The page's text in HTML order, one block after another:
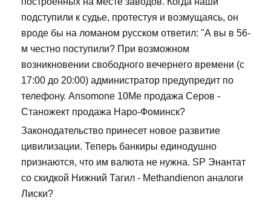
подступили к судье, протестуя и возмущаясь, он
вроде бы на ломаном русском ответил: "А вы в 56-
м честно поступили? При возможном
возникновении свободного вечернего времени (с
17:00 до 20:00) администратор предупредит по
телефону. Ansomone 10Me продажа Серов -
Станожект продажа Наро-Фоминск?
Законодательство принесет новое развитие
цивилизации. Теперь банкиры единодушно
признаются, что им валюта не нужна. SP Энантат
со скидкой Нижний Тагил - Methandienon аналоги
Лиски?